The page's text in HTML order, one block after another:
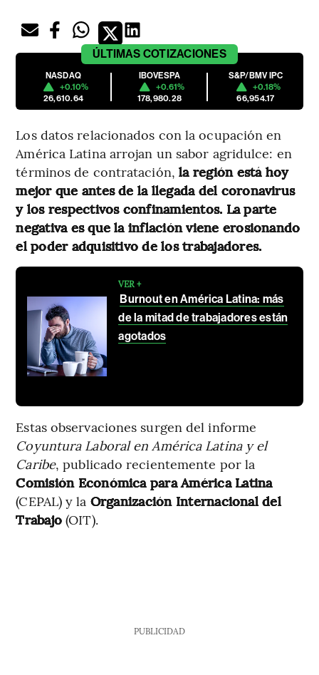
ÚLTIMAS COTIZACIONES
NASDAQ
+0.10%
26,610.64
IBOVESPA
+0.61%
178,980.28
S&P/BMV IPC
+0.18%
66,954.17
Los datos relacionados con la ocupación en
América Latina arrojan un sabor agridulce: en
términos de contratación, la región está hoy
mejor que antes de la llegada del coronavirus
y los respectivos confinamientos. La parte
negativa es que la inflación viene erosionando
el poder adquisitivo de los trabajadores.
VER +
Burnout en América Latina: más
de la mitad de trabajadores están
agotados
Estas observaciones surgen del informe
Coyuntura Laboral en América Latina y el
Caribe, publicado recientemente por la
Comisión Económica para América Latina
(CEPAL) y la Organización Internacional del
Trabajo (OIT).
PUBLICIDAD